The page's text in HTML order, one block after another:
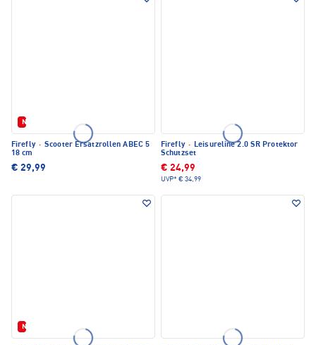
Neu
Firefly · Scooter Ersatzrollen ABEC 5
18 cm
€ 29,99
Firefly · Leisureline 2.0 SR Protektor
Schutzset
€ 24,99
UVP* € 34,99
Neu